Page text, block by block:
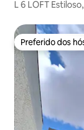
L 6 LOFT
Preferido dos
Preferido dos